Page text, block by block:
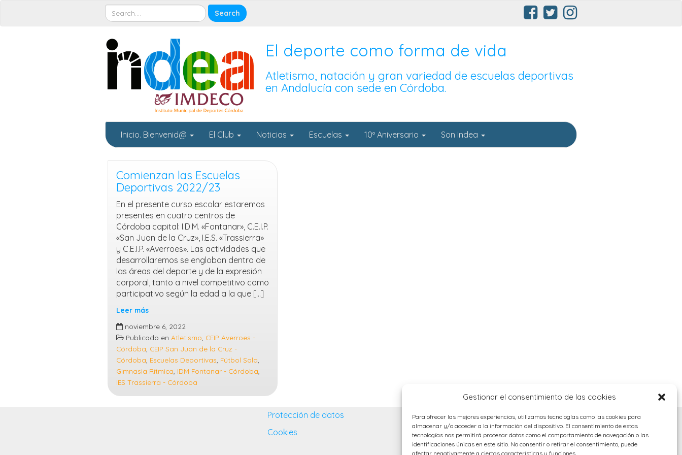
Gestionar el consentimiento de las cookies
Para ofrecer las mejores experiencias, utilizamos tecnologías como las cookies para
almacenar y/o acceder a la información del dispositivo. El consentimiento de estas
tecnologías nos permitirá procesar datos como el comportamiento de navegación o las
identificaciones únicas en este sitio. No consentir o retirar el consentimiento, puede
afectar negativamente a ciertas características y funciones.
El deporte como forma de vida
Atletismo, natación y gran variedad de escuelas deportivas
en Andalucía con sede en Córdoba.
Inicio. Bienvenid@ El Club Noticias Escuelas 10º Aniversario Son Indea
Comienzan las Escuelas
Deportivas 2022/23
En el presente curso escolar estaremos
presentes en cuatro centros de
Córdoba capital: I.D.M. «Fontanar», C.E.I.P.
«San Juan de la Cruz», I.E.S. «Trassierra»
y C.E.I.P. «Averroes». Las actividades que
desarrollaremos se engloban dentro de
las áreas del deporte y de la expresión
corporal, tanto a nivel competitivo como
participativo según la edad a la que […]
Leer más
las
Escuelas
Deportivas
2022/23
noviembre 6, 2022
Publicado en Atletismo CEIP Averroes -
Córdoba CEIP San Juan de la Cruz -
Córdoba Escuelas Deportivas Fútbol Sala
Gimnasia Rítmica IDM Fontanar - Córdoba
IES Trassierra - Córdoba
Protección de datos
Cookies